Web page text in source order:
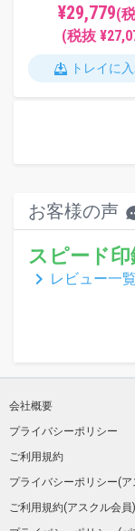
¥29,779(
(税抜
トレイに
お客様の声
スピード印
keyboard_arrow_right レビュー一
会社概要
プライバシーポリシー
ご利用規約
プライバシーポリシー(
ご利用規約(アスクル会員)